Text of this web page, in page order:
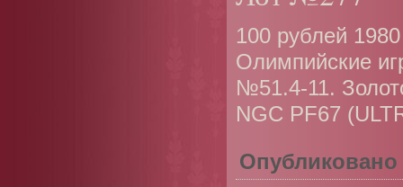
100 рублей
Олимпийские
№51.4-11.
NGC PF67
Опубликовано